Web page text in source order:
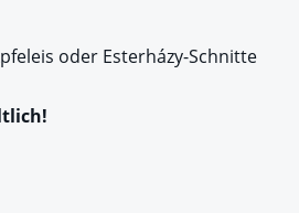
oder Esterházy-Schnitte